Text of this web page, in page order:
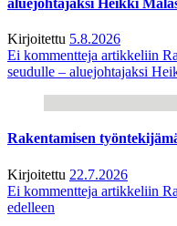
Kirjoitettu 5.8.2026
Ei kommentteja artikkeliin
seudulle – aluejohtajaksi
Rakentamisen
Kirjoitettu 22.7.2026
Ei kommentteja artikkeliin
edelleen